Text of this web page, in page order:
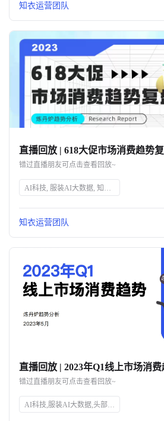
知衣运营团队
直播回放 | 618大促市场消费趋势
错过直播朋友可点击查看回放~
AI科技, 服装AI大数据, 知衣科技, 头部企业, 人工智能, 服装行业, 数据分析, 技术创新, 智能解决方案, 时尚技术
知衣运营团队
直播回放 | 2023年Q1线上市场消
错过直播朋友可点击查看回放~
AI科技,服装AI大数据,头部企业,知衣科技,官网SEO